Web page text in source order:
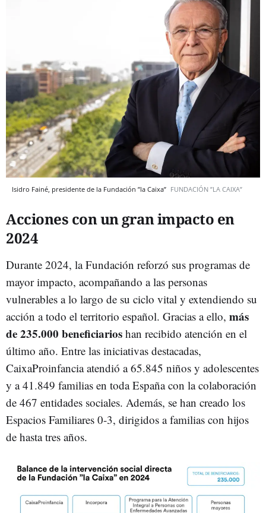
Isidro Fainé, presidente de la Fundación ”la Caixa” FUNDACIÓN ”LA CAIXA”
Acciones con un gran impacto en
2024
Durante 2024, la Fundación reforzó sus programas de
mayor impacto, acompañando a las personas
vulnerables a lo largo de su ciclo vital y extendiendo su
acción a todo el territorio español. Gracias a ello, más
de 235.000 beneficiarios han recibido atención en el
último año. Entre las iniciativas destacadas,
CaixaProinfancia atendió a 65.845 niños y adolescentes
y a 41.849 familias en toda España con la colaboración
de 467 entidades sociales. Además, se han creado los
Espacios Familiares 0-3, dirigidos a familias con hijos
de hasta tres años.